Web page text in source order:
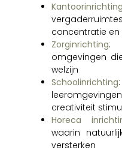
Kantoorinrichting
concentratie
Zorginrichting:
omgevingen
welzijn
Schoolinrichting
creativiteit
Horeca
waarin
versterken